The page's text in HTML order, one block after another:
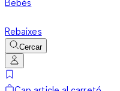
Bebès
Rebaixes
Cercar